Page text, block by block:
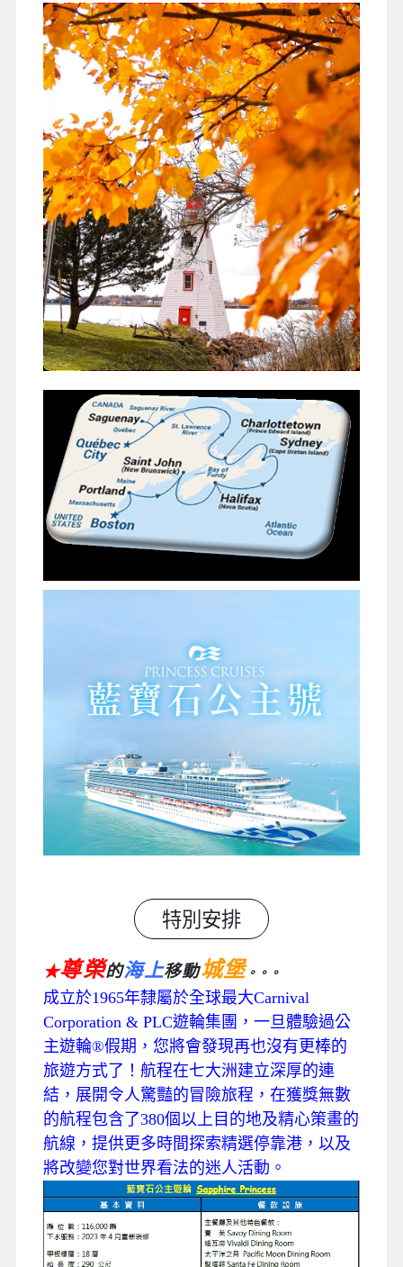
特別安排
★尊榮的海上移動城堡。。。
成立於1965年隸屬於全球最大Carnival
Corporation & PLC遊輪集團，一旦體驗過公
主遊輪®假期，您將會發現再也沒有更棒的
旅遊方式了！航程在七大洲建立深厚的連
結，展開令人驚豔的冒險旅程，在獲獎無數
的航程包含了380個以上目的地及精心策畫的
航線，提供更多時間探索精選停靠港，以及
將改變您對世界看法的迷人活動。